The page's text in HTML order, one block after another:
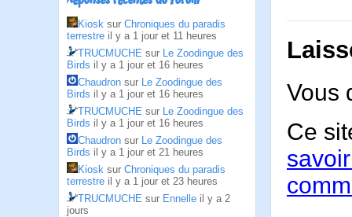
Kiosk sur Chroniques du paradis
terrestre il y a 1 jour et 11 heures
TRUCMUCHE sur Le Zoodingue des
Birds il y a 1 jour et 16 heures
Chaudron sur Le Zoodingue des
Birds il y a 1 jour et 16 heures
TRUCMUCHE sur Le Zoodingue des
Birds il y a 1 jour et 16 heures
Chaudron sur Le Zoodingue des
Birds il y a 1 jour et 21 heures
Kiosk sur Chroniques du paradis
terrestre il y a 1 jour et 23 heures
TRUCMUCHE sur Ennelle il y a 2
jours
Vous
Ce